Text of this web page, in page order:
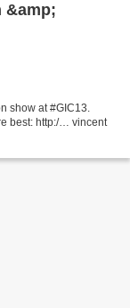
&amp;
show at #GIC13.
best: http:/… vincent